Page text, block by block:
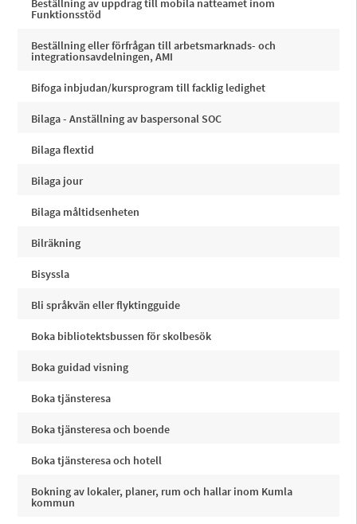
Beställning av uppdrag till mobila natteamet inom
Funktionsstöd
Beställning eller förfrågan till arbetsmarknads- och
integrationsavdelningen, AMI
Bifoga inbjudan/kursprogram till facklig ledighet
Bilaga - Anställning av baspersonal SOC
Bilaga flextid
Bilaga jour
Bilaga måltidsenheten
Bilräkning
Bisyssla
Bli språkvän eller flyktingguide
Boka bibliotektsbussen för skolbesök
Boka guidad visning
Boka tjänsteresa
Boka tjänsteresa och boende
Boka tjänsteresa och hotell
Bokning av lokaler, planer, rum och hallar inom Kumla
kommun